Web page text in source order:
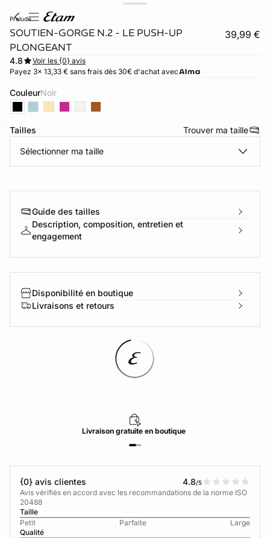
prelude
SOUTIEN-GORGE N.2 - LE PUSH-UP
PLONGEANT
39,99 €
4.8
Voir les {0} avis
Payez 3x 13,33 € sans frais dès 30€ d'achat avec
Couleur noir
Tailles Trouver ma taille
Sélectionner ma taille
Guide des tailles
Description, composition, entretien et
engagement
Disponibilité en boutique
Livraisons et retours
Livraisongratuiteen boutique
{0} avis clientes 4.8/5
Avis vérifiés en accord avec les recommandations de la norme ISO
20488
Taille
Petit
Parfaite
Large
Qualité